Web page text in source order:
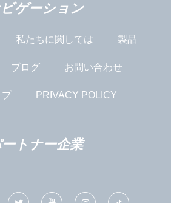
ゲーション
私たちに関しては 製品
ブログ お問い合わせ
プ PRIVACY POLICY
トナー企業